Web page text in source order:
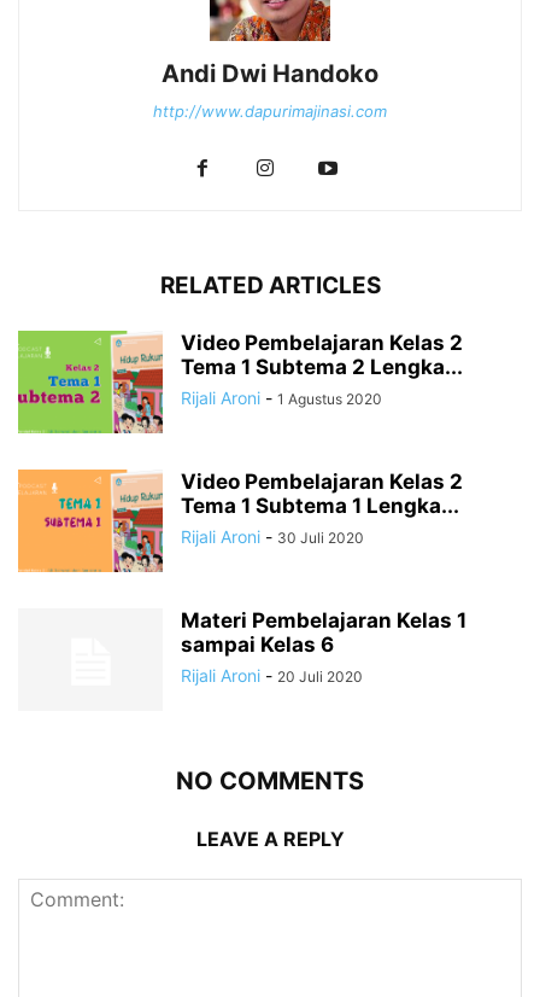
Andi Dwi Handoko
http://www.dapurimajinasi.com
RELATED ARTICLES
Video Pembelajaran Kelas 2
Tema 1 Subtema 2 Lengka...
Rijali Aroni - 1 Agustus 2020
Video Pembelajaran Kelas 2
Tema 1 Subtema 1 Lengka...
Rijali Aroni - 30 Juli 2020
Materi Pembelajaran Kelas 1
sampai Kelas 6
Rijali Aroni - 20 Juli 2020
NO COMMENTS
LEAVE A REPLY